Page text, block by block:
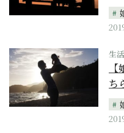
生活
ち